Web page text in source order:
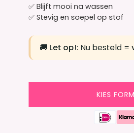
✅ Blijft mooi na wassen
✅ Stevig en soepel op stof
🚚 Let op!: Nu besteld =
KIES